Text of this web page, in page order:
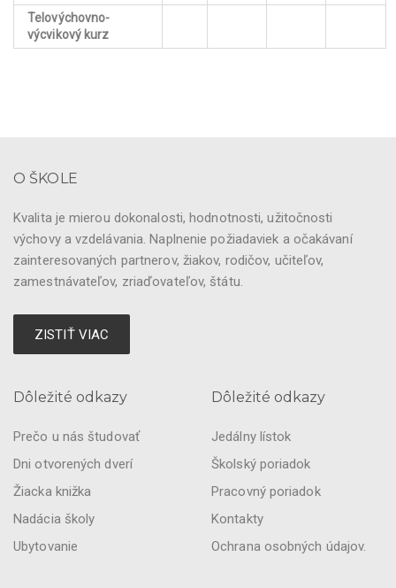
Telovýchovno-
výcvikový kurz
O ŠKOLE
Kvalita je mierou dokonalosti, hodnotnosti, užitočnosti
výchovy a vzdelávania. Naplnenie požiadaviek a očakávaní
zainteresovaných partnerov, žiakov, rodičov, učiteľov,
zamestnávateľov, zriaďovateľov, štátu.
ZISTIŤ VIAC
Dôležité odkazy
Prečo u nás študovať
Dni otvorených dverí
Žiacka knižka
Nadácia školy
Ubytovanie
Dôležité odkazy
Jedálny lístok
Školský poriadok
Pracovný poriadok
Kontakty
Ochrana osobných údajov.